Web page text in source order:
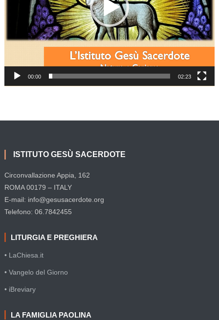
00:00 02:23
ISTITUTO GESÙ SACERDOTE
Circonvallazione Appia, 162
ROMA 00179 – ITALY
E-mail: info@gesusacerdote.org
Telefono: 06.7842455
LITURGIA E PREGHIERA
• LaChiesa.it
• Vangelo del Giorno
• iBreviary
LA FAMIGLIA PAOLINA